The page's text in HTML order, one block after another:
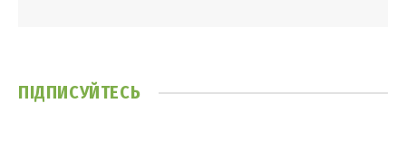
ПІДПИСУЙТЕСЬ